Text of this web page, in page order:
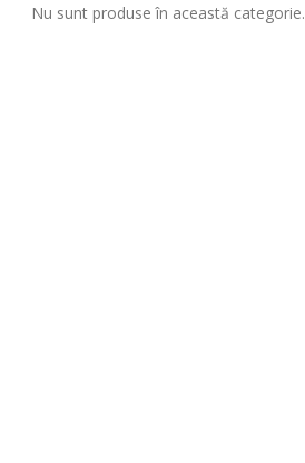
Nu sunt produse în această categorie.